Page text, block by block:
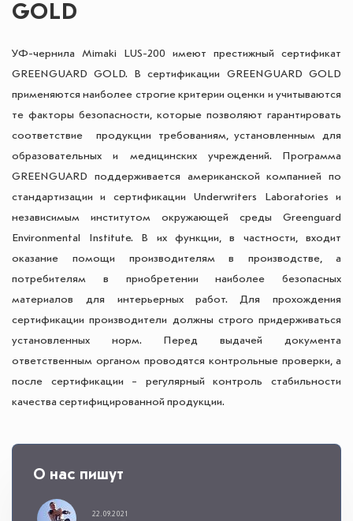
GOLD
УФ-чернила Mimaki LUS-200 имеют престижный сертификат
GREENGUARD GOLD. В сертификации GREENGUARD GOLD
применяются наиболее строгие критерии оценки и учитываются
те факторы безопасности, которые позволяют гарантировать
соответствие продукции требованиям, установленным для
образовательных и медицинских учреждений. Программа
GREENGUARD поддерживается американской компанией по
стандартизации и сертификации Underwriters Laboratories и
независимым институтом окружающей среды Greenguard
Environmental Institute. В их функции, в частности, входит
оказание помощи производителям в производстве, а
потребителям в приобретении наиболее безопасных
материалов для интерьерных работ. Для прохождения
сертификации производители должны строго придерживаться
установленных норм. Перед выдачей документа
ответственным органом проводятся контрольные проверки, а
после сертификации – регулярный контроль стабильности
качества сертифицированной продукции.
О нас пишут
22.09.2021